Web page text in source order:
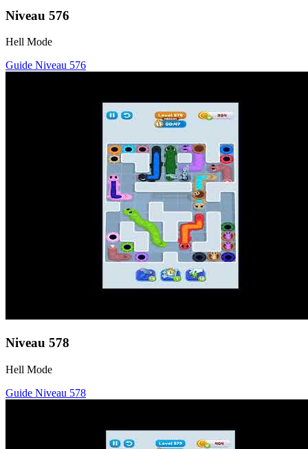
Niveau 576
Hell Mode
Guide Niveau 576
Niveau 578
Hell Mode
Guide Niveau 578